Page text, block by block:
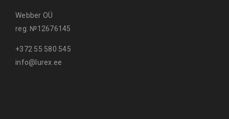
Webber OÜ
reg. №12676145
+372 55 580 545
info@lurex.ee